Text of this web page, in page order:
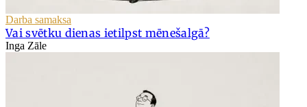
Darba samaksa
Vai svētku dienas ietilpst mēnešalgā?
Inga Zāle